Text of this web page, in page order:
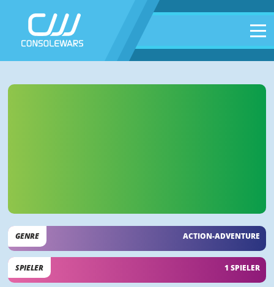
GENRE ACTION-ADVENTURE
SPIELER 1 SPIELER